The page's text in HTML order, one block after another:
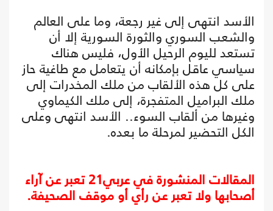
الأسد انتهى إلى غير رجعة، وما على العالم
والشعب السوري والثورة السورية إلا أن
تستعد لليوم الرحيل الأول، فليس هناك
سياسي عاقل بإمكانه أن يتعامل مع طاغية حاز
على كل هذه الألقاب من ملك المخدرات إلى
ملك البراميل المتفجرة، إلى ملك الكيماوي
وغيرها من ألقاب السوء.. الأسد انتهى وعلى
الكل التحضير لمرحلة ما بعده.
المقالات المنشورة في عربي21 تعبر عن آراء
أصحابها ولا تعبر عن رأي أو موقف الصحيفة.